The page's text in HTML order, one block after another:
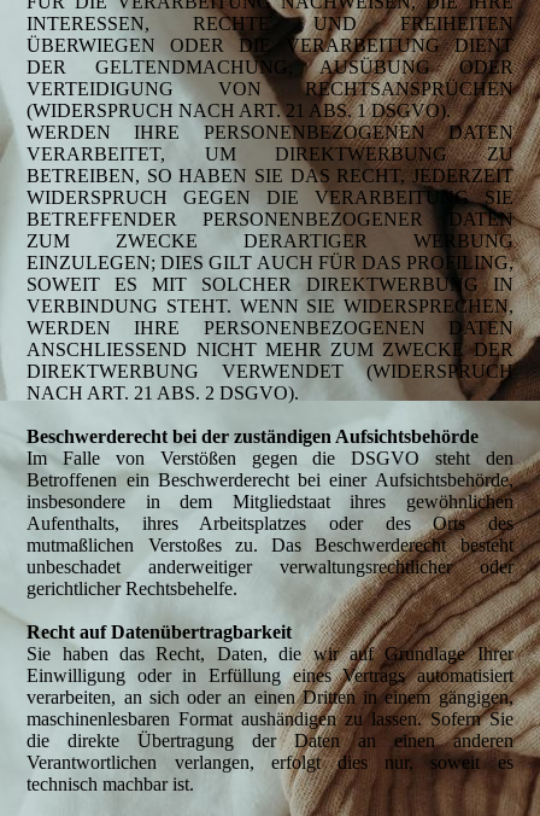
INTERESSEN, RECHTE UND FREIHEITEN
ÜBERWIEGEN ODER DIE VERARBEITUNG DIENT
DER GELTENDMACHUNG, AUSÜBUNG ODER
VERTEIDIGUNG VON RECHTSANSPRÜCHEN
(WIDERSPRUCH NACH ART. 21 ABS. 1 DSGVO).
WERDEN IHRE PERSONENBEZOGENEN DATEN
VERARBEITET, UM DIREKTWERBUNG ZU
BETREIBEN, SO HABEN SIE DAS RECHT, JEDERZEIT
WIDERSPRUCH GEGEN DIE VERARBEITUNG SIE
BETREFFENDER PERSONENBEZOGENER DATEN
ZUM ZWECKE DERARTIGER WERBUNG
EINZULEGEN; DIES GILT AUCH FÜR DAS PROFILING,
SOWEIT ES MIT SOLCHER DIREKTWERBUNG IN
VERBINDUNG STEHT. WENN SIE WIDERSPRECHEN,
WERDEN IHRE PERSONENBEZOGENEN DATEN
ANSCHLIESSEND NICHT MEHR ZUM ZWECKE DER
DIREKTWERBUNG VERWENDET (WIDERSPRUCH
NACH ART. 21 ABS. 2 DSGVO).
Beschwerderecht bei der zuständigen Aufsichtsbehörde
Im Falle von Verstößen gegen die DSGVO steht den
Betroffenen ein Beschwerderecht bei einer Aufsichtsbehörde,
insbesondere in dem Mitgliedstaat ihres gewöhnlichen
Aufenthalts, ihres Arbeitsplatzes oder des Orts des
mutmaßlichen Verstoßes zu. Das Beschwerderecht besteht
unbeschadet anderweitiger verwaltungsrechtlicher oder
gerichtlicher Rechtsbehelfe.
Recht auf Datenübertragbarkeit
Sie haben das Recht, Daten, die wir auf Grundlage Ihrer
Einwilligung oder in Erfüllung eines Vertrags automatisiert
verarbeiten, an sich oder an einen Dritten in einem gängigen,
maschinenlesbaren Format aushändigen zu lassen. Sofern Sie
die direkte Übertragung der Daten an einen anderen
Verantwortlichen verlangen, erfolgt dies nur, soweit es
technisch machbar ist.